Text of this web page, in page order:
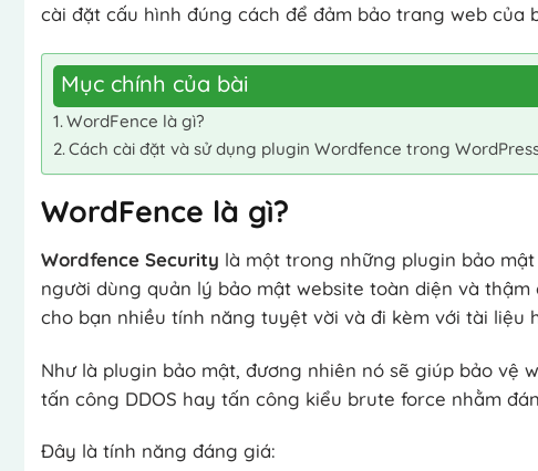
cài đặt cấu hình đúng cách để đảm bảo trang web của
Mục chính của bài
WordFence là gì?
Cách cài đặt và sử dụng plugin Wordfence trong
WordFence là gì?
Wordfence Security là một trong những plugin bảo
người dùng quản lý bảo mật website toàn diện và thậm
cho bạn nhiều tính năng tuyệt vời và đi kèm với tài liệu
Như là plugin bảo mật, đương nhiên nó sẽ giúp bảo vệ
tấn công DDOS hay tấn công kiểu brute force nhằm
Đây là tính năng đáng giá: